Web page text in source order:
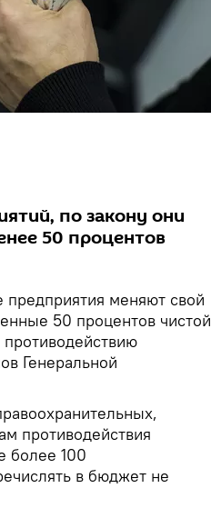
по закону они
50 процентов
предприятия меняют свой
50 процентов чистой
Генеральной
противодействия
более 100
в бюджет не